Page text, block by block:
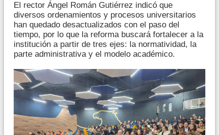
El rector Ángel Román Gutiérrez indicó que
diversos ordenamientos y procesos universitarios
han quedado desactualizados con el paso del
tiempo, por lo que la reforma buscará fortalecer a la
institución a partir de tres ejes: la normatividad, la
parte administrativa y el modelo académico.